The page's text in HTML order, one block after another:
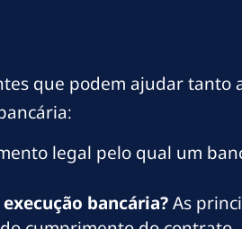
que podem ajudar
legal pelo qual um
bancária?As